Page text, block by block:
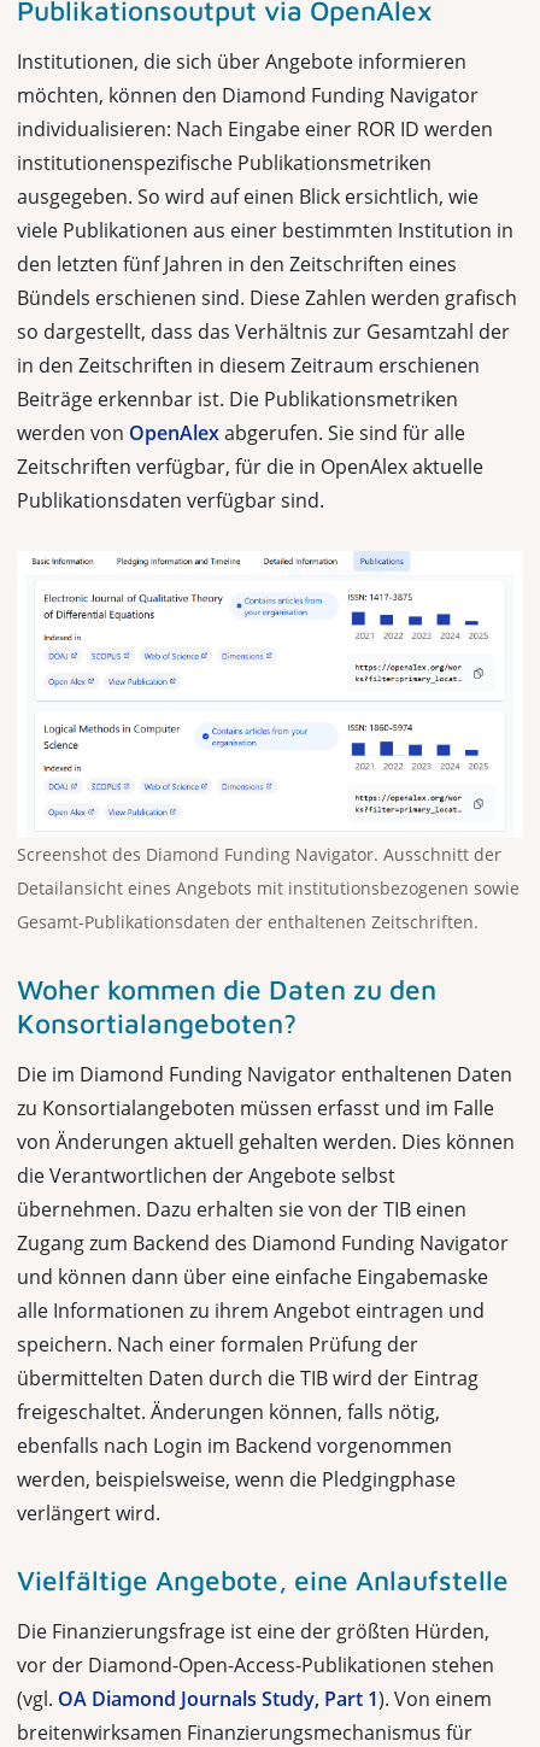
Publikationsoutput via OpenAlex
Institutionen, die sich über Angebote informieren
möchten, können den Diamond Funding Navigator
individualisieren: Nach Eingabe einer ROR ID werden
institutionenspezifische Publikationsmetriken
ausgegeben. So wird auf einen Blick ersichtlich, wie
viele Publikationen aus einer bestimmten Institution in
den letzten fünf Jahren in den Zeitschriften eines
Bündels erschienen sind. Diese Zahlen werden grafisch
so dargestellt, dass das Verhältnis zur Gesamtzahl der
in den Zeitschriften in diesem Zeitraum erschienen
Beiträge erkennbar ist. Die Publikationsmetriken
werden von OpenAlexabgerufen. Sie sind für alle
Zeitschriften verfügbar, für die in OpenAlex aktuelle
Publikationsdaten verfügbar sind.
Screenshot des Diamond Funding Navigator. Ausschnitt der
Detailansicht eines Angebots mit institutionsbezogenen sowie
Gesamt-Publikationsdaten der enthaltenen Zeitschriften.
Woher kommen die Daten zu den
Konsortialangeboten?
Die im Diamond Funding Navigator enthaltenen Daten
zu Konsortialangeboten müssen erfasst und im Falle
von Änderungen aktuell gehalten werden. Dies können
die Verantwortlichen der Angebote selbst
übernehmen. Dazu erhalten sie von der TIB einen
Zugang zum Backend des Diamond Funding Navigator
und können dann über eine einfache Eingabemaske
alle Informationen zu ihrem Angebot eintragen und
speichern. Nach einer formalen Prüfung der
übermittelten Daten durch die TIB wird der Eintrag
freigeschaltet. Änderungen können, falls nötig,
ebenfalls nach Login im Backend vorgenommen
werden, beispielsweise, wenn die Pledgingphase
verlängert wird.
Vielfältige Angebote, eine Anlaufstelle
Die Finanzierungsfrage ist eine der größten Hürden,
vor der Diamond-Open-Access-Publikationen stehen
(vgl. OA Diamond Journals Study, Part 1). Von einem
breitenwirksamen Finanzierungsmechanismus für